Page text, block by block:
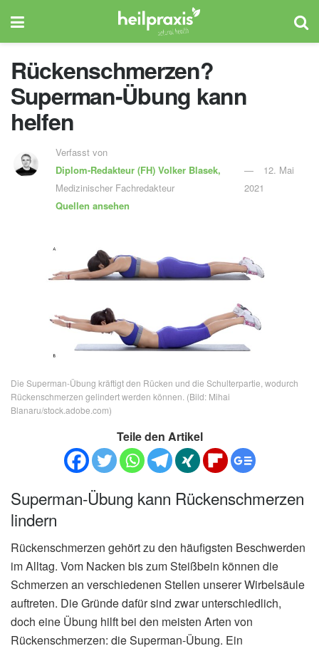
Rückenschmerzen?
Superman-Übung kann
helfen
Verfasst von
Diplom-Redakteur (FH) Volker Blasek,
Medizinischer Fachredakteur
Quellen ansehen
12. Mai
2021
Die Superman-Übung kräftigt den Rücken und die Schulterpartie, wodurch
Rückenschmerzen gelindert werden können. (Bild: Mihai
Blanaru/stock.adobe.com)
Teile den Artikel
Superman-Übung kann Rückenschmerzen
lindern
Rückenschmerzen gehört zu den häufigsten Beschwerden
im Alltag. Vom Nacken bis zum Steißbein können die
Schmerzen an verschiedenen Stellen unserer Wirbelsäule
auftreten. Die Gründe dafür sind zwar unterschiedlich,
doch eine Übung hilft bei den meisten Arten von
Rückenschmerzen: die Superman-Übung. Ein